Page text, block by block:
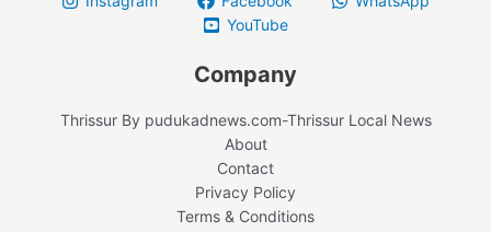
YouTube
Company
Thrissur By pudukadnews.com-Thrissur Local News
About
Contact
Privacy Policy
Terms & Conditions